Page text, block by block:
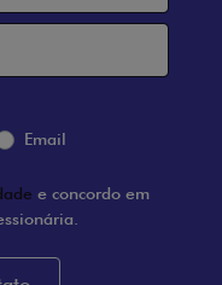
Email
e concordo em